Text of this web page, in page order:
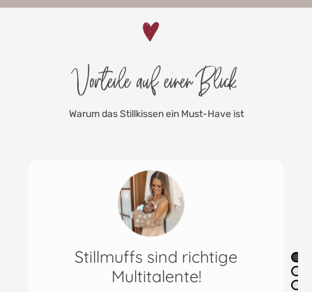
Vorteile auf einen Blick
Warum das Stillkissen ein Must-Have ist
Das Mini